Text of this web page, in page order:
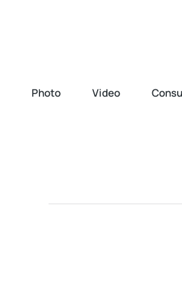
Photo Video